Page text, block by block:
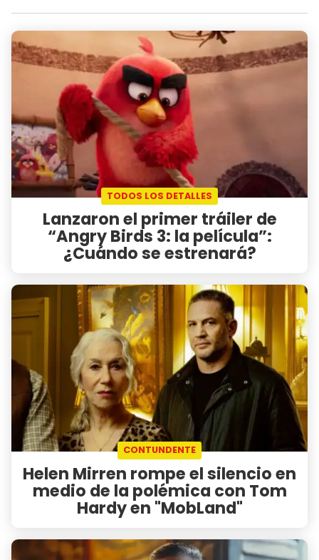
TODOS LOS DETALLES
Lanzaron el primer tráiler de
“Angry Birds 3: la película”:
¿Cuándo se estrenará?
CONTUNDENTE
Helen Mirren rompe el silencio en
medio de la polémica con Tom
Hardy en "MobLand"